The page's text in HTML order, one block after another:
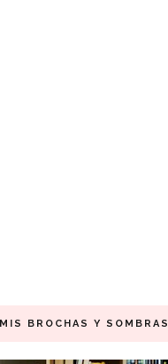
MIS BROCHAS Y SOMBRAS